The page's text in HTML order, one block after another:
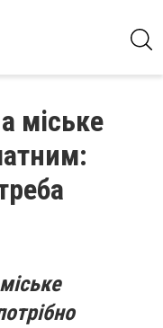
міське